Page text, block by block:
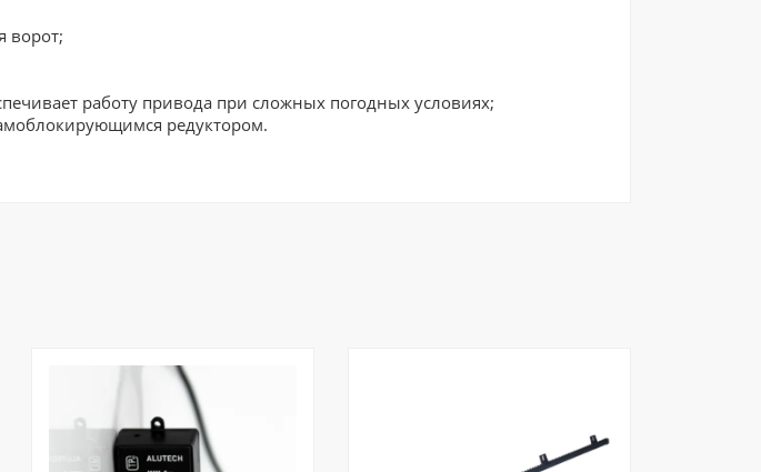
ворот;
работу привода при сложных погодных условиях;
редуктором.